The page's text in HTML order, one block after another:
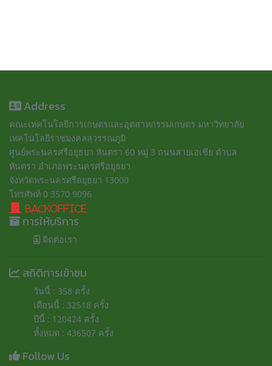
Address
คณะเทคโนโลยีการเกษตรและอุตสาหกรรมเกษตร มหาวิทยาลัย
เทคโนโลยีราชมงคลสุวรรณภูมิ
ศูนย์พระนครศรีอยุธยา หันตรา 60 หมู่ 3 ถนนสายเอเซีย ตำบล
หันตรา อำเภอพระนครศรีอยุธยา
จังหวัดพระนครศรีอยุธยา 13000
โทรศัพท์ 0 3570 9096
BackOffice
การให้บริการ
ติดต่อเรา
สถิติการเข้าชม
วันนี้ : 358 ครั้ง
เดือนนี้ : 32518 ครั้ง
ปีนี้ : 120424 ครั้ง
ทั้งหมด : 436507 ครั้ง
Follow Us